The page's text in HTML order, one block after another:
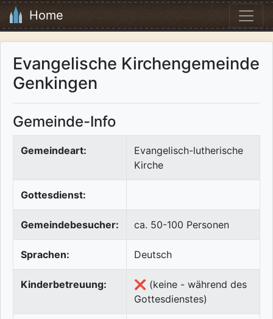
Home
Evangelische Kirchengemeinde
Genkingen
Gemeinde-Info
Gemeindeart:
Evangelisch-lutherische
Kirche
Gottesdienst:
Gemeindebesucher: ca. 50-100 Personen
Sprachen: Deutsch
Kinderbetreuung:
❌ (keine - während des
Gottesdienstes)